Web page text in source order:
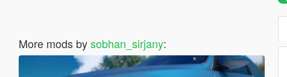
More mods bysobhan_sirjany: